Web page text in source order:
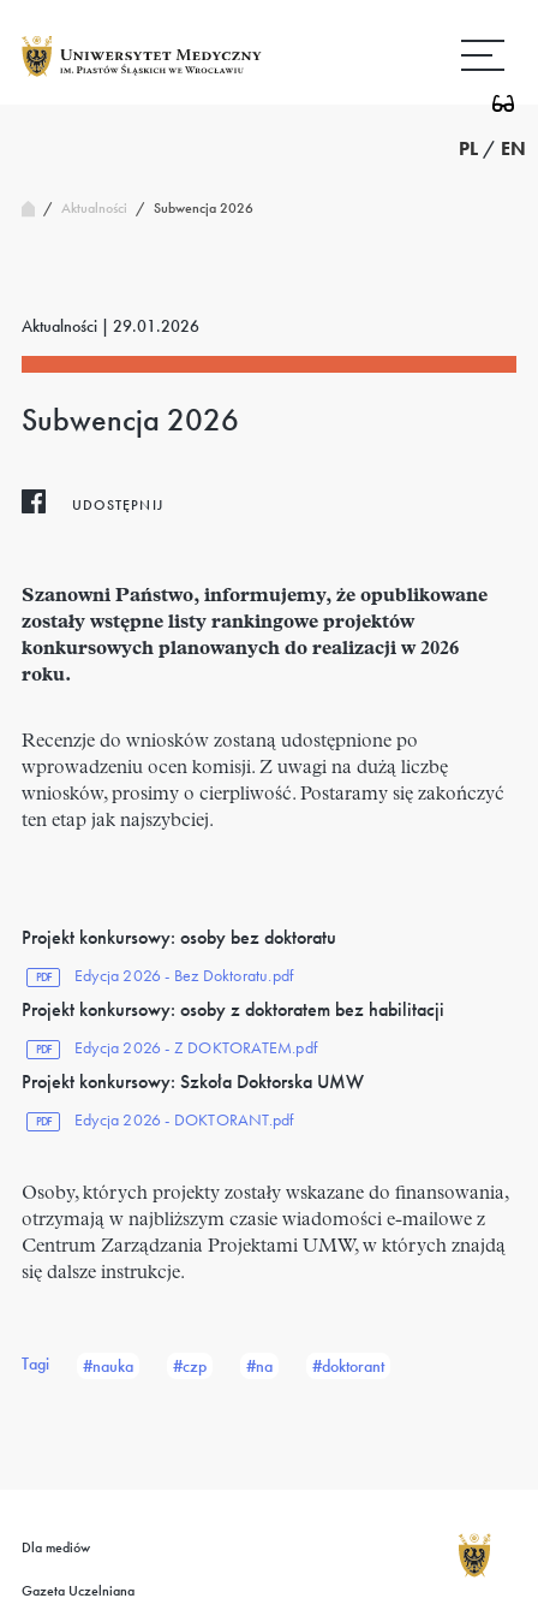
treści
strony
PL / EN
/ Aktualności / Subwencja 2026
Aktualności | 29.01.2026
Subwencja 2026
UDOSTĘPNIJ
Szanowni Państwo, informujemy, że opublikowane
zostały wstępne listy rankingowe projektów
konkursowych planowanych do realizacji w 2026
roku.
Recenzje do wniosków zostaną udostępnione po
wprowadzeniu ocen komisji. Z uwagi na dużą liczbę
wniosków, prosimy o cierpliwość. Postaramy się zakończyć
ten etap jak najszybciej.
Projekt konkursowy: osoby bez doktoratu
PDF Edycja 2026 - Bez Doktoratu.pdf
Projekt konkursowy: osoby z doktoratem bez habilitacji
PDF Edycja 2026 - Z DOKTORATEM.pdf
Projekt konkursowy: Szkoła Doktorska UMW
PDF Edycja 2026 - DOKTORANT.pdf
Osoby, których projekty zostały wskazane do finansowania,
otrzymają w najbliższym czasie wiadomości e-mailowe z
Centrum Zarządzania Projektami UMW, w których znajdą
się dalsze instrukcje.
Tagi #nauka #czp #na #doktorant
Dla mediów
Gazeta Uczelniana